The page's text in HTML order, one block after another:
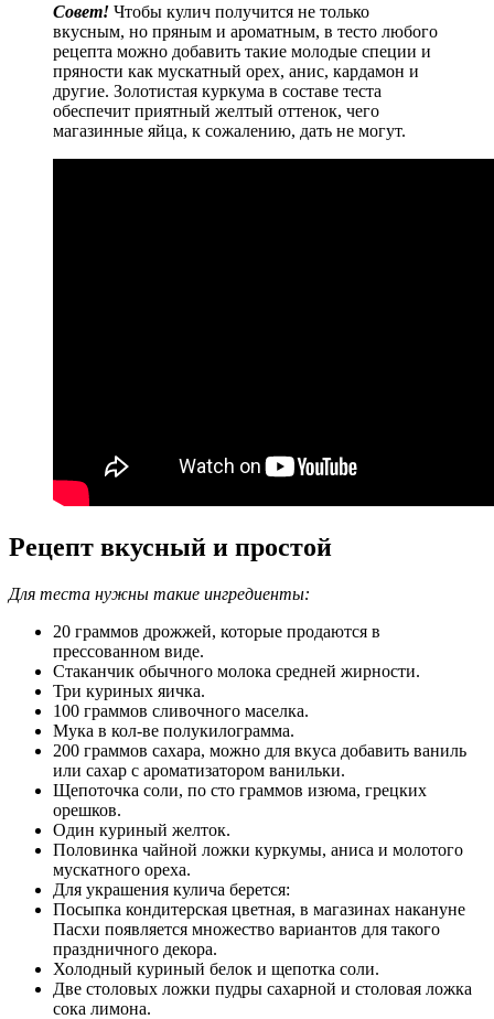
Совет! Чтобы кулич получится не только
вкусным, но пряным и ароматным, в тесто любого
рецепта можно добавить такие молодые специи и
пряности как мускатный орех, анис, кардамон и
другие. Золотистая куркума в составе теста
обеспечит приятный желтый оттенок, чего
магазинные яйца, к сожалению, дать не могут.
Рецепт вкусный и простой
Для теста нужны такие ингредиенты:
20 граммов дрожжей, которые продаются в
прессованном виде.
Стаканчик обычного молока средней жирности.
Три куриных яичка.
100 граммов сливочного маселка.
Мука в кол-ве полукилограмма.
200 граммов сахара, можно для вкуса добавить ваниль
или сахар с ароматизатором ванильки.
Щепоточка соли, по сто граммов изюма, грецких
орешков.
Один куриный желток.
Половинка чайной ложки куркумы, аниса и молотого
мускатного ореха.
Для украшения кулича берется:
Посыпка кондитерская цветная, в магазинах накануне
Пасхи появляется множество вариантов для такого
праздничного декора.
Холодный куриный белок и щепотка соли.
Две столовых ложки пудры сахарной и столовая ложка
сока лимона.